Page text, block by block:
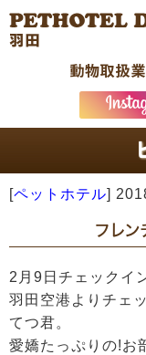
[ペットホテル]
フレ
2月9日チェックイ
羽田空港よりチェ
てつ君。
愛嬌たっぷりの!お